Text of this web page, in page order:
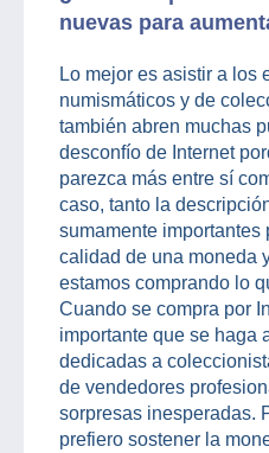
nuevas para
Lo mejor es asistir a los
numismáticos y de
también abren muchas
desconfío de Internet
parezca más entre sí
caso, tanto la
sumamente importantes
calidad de una moneda
estamos comprando lo
Cuando se compra por
importante que se haga
dedicadas a
de vendedores
sorpresas inesperadas.
prefiero sostener la